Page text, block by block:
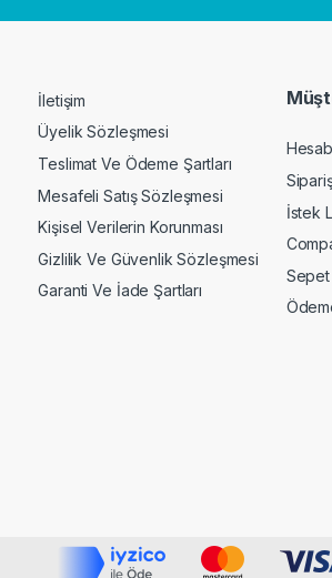
İletişim
Üyelik Sözleşmesi
Teslimat Ve Ödeme Şartları
Mesafeli Satış Sözleşmesi
Kişisel Verilerin Korunması
Gizlilik Ve Güvenlik Sözleşmesi
Garanti Ve İade Şartları
İstek
Sepet